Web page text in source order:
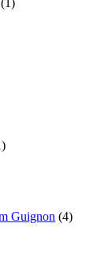
(1)
Guignon (4)